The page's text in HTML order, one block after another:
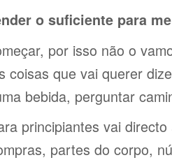
o suficiente para
por isso não o
coisas que vai querer
bebida, perguntar
principiantes vai
partes do corpo,